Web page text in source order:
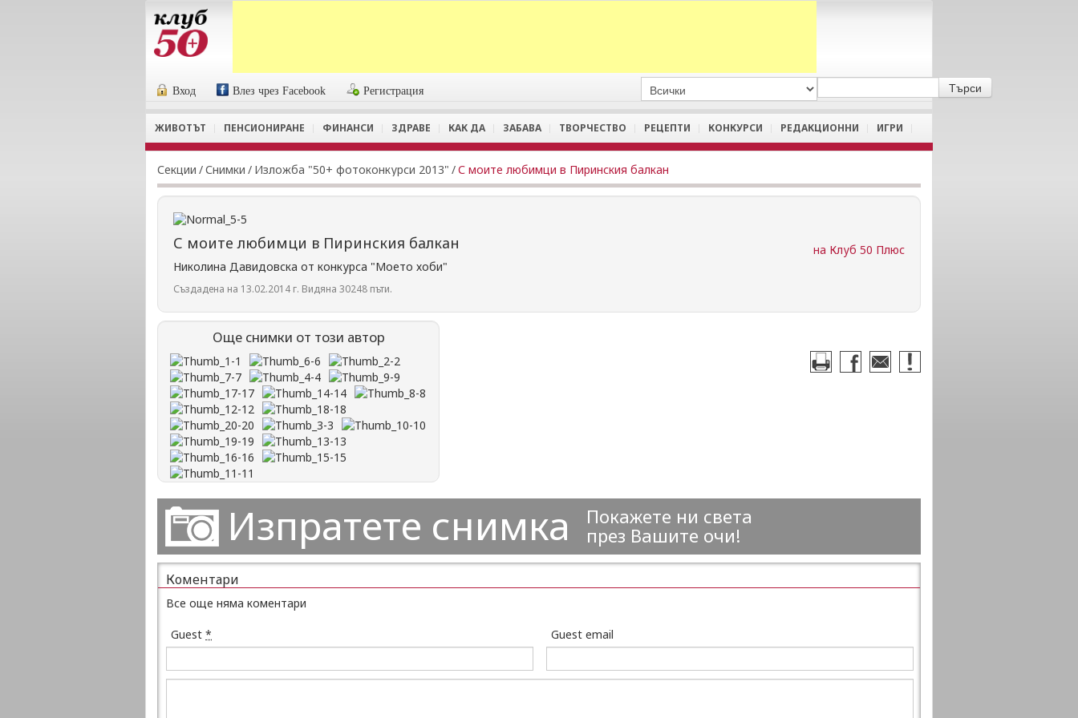
Вход Влез чрез Facebook Регистрация
ЖИВОТЪТ ПЕНСИОНИРАНЕ ФИНАНСИ ЗДРАВЕ КАК ДА ЗАБАВА ТВОРЧЕСТВО РЕЦЕПТИ КОНКУРСИ РЕДАКЦИОННИ ИГРИ
Секции /Снимки / Изложба "50+ фотоконкурси 2013" /С моите любимци в Пиринския балкан
на Клуб 50 Плюс
С моите любимци в Пиринския балкан
Николина Давидовска от конкурса "Моето хоби"
Създадена на 13.02.2014 г. Видяна 30248 пъти.
Още снимки от този автор
Изпратете снимка
Покажете ни света
през Вашите очи!
Коментари
Все още няма коментари
Guest * Guest email